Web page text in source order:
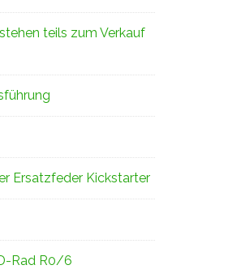
teils zum Verkauf
Ersatzfeder Kickstarter
Rad R0/6